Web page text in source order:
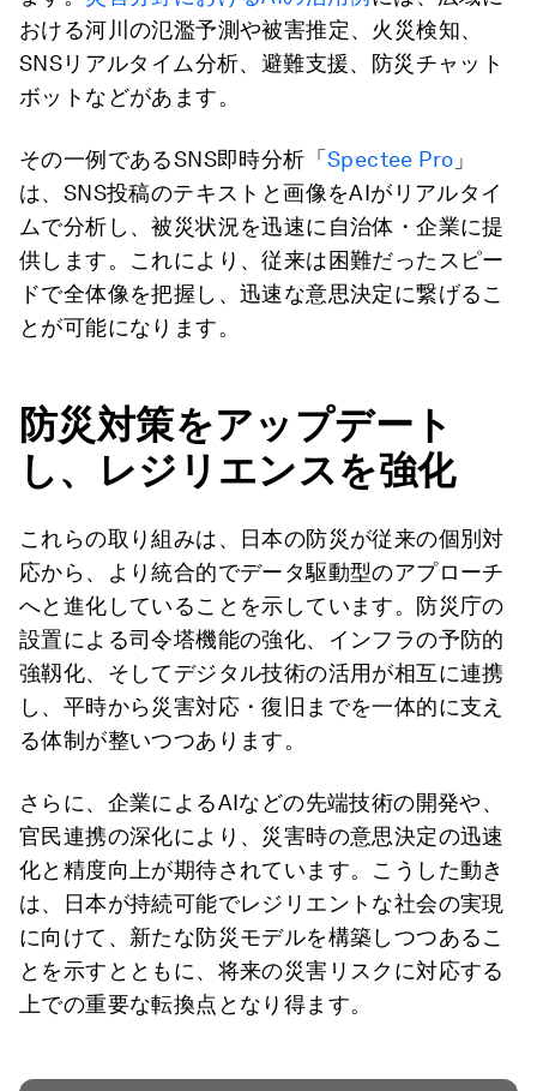
おける河川の氾濫予測や被害推定、火災検知、
SNSリアルタイム分析、避難支援、防災チャット
ボットなどがあます。
その一例であるSNS即時分析「 Spectee Pro 」
は、SNS投稿のテキストと画像をAIがリアルタイ
ムで分析し、被災状況を迅速に自治体・企業に提
供します。これにより、従来は困難だったスピー
ドで全体像を把握し、迅速な意思決定に繋げるこ
とが可能になります。
防災対策をアップデート
し、レジリエンスを強化
これらの取り組みは、日本の防災が従来の個別対
応から、より統合的でデータ駆動型のアプローチ
へと進化していることを示しています。防災庁の
設置による司令塔機能の強化、インフラの予防的
強靱化、そしてデジタル技術の活用が相互に連携
し、平時から災害対応・復旧までを一体的に支え
る体制が整いつつあります。
さらに、企業によるAIなどの先端技術の開発や、
官民連携の深化により、災害時の意思決定の迅速
化と精度向上が期待されています。こうした動き
は、日本が持続可能でレジリエントな社会の実現
に向けて、新たな防災モデルを構築しつつあるこ
とを示すとともに、将来の災害リスクに対応する
上での重要な転換点となり得ます。